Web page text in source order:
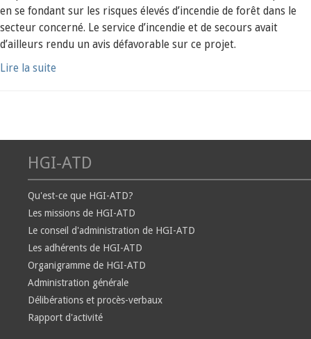
en se fondant sur les risques élevés d’incendie de forêt dans le
secteur concerné. Le service d’incendie et de secours avait
d’ailleurs rendu un avis défavorable sur ce projet.
Lire la suite
HGI-ATD
Qu'est-ce que HGI-ATD?
Les missions de HGI-ATD
Le conseil d'administration de HGI-ATD
Les adhérents de HGI-ATD
Organigramme de HGI-ATD
Administration générale
Délibérations et procès-verbaux
Rapport d'activité